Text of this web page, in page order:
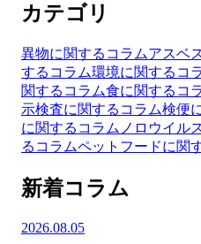
カテゴリ
異物に関するコラムアスベ
するコラム環境に関するコ
関するコラム食に関するコ
示検査に関するコラム検便
に関するコラム ノロウイル
るコラムペットフードに関
新着コラム
2026.08.05